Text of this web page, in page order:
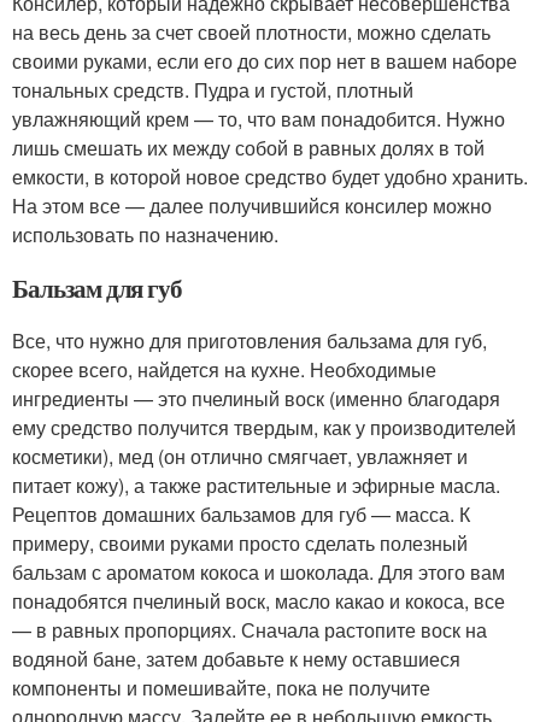
на весь день за счет своей плотности, можно сделать
своими руками, если его до сих пор нет в вашем наборе
тональных средств. Пудра и густой, плотный
увлажняющий крем — то, что вам понадобится. Нужно
лишь смешать их между собой в равных долях в той
емкости, в которой новое средство будет удобно хранить.
На этом все — далее получившийся консилер можно
использовать по назначению.
Бальзам для губ
Все, что нужно для приготовления бальзама для губ,
скорее всего, найдется на кухне. Необходимые
ингредиенты — это пчелиный воск (именно благодаря
ему средство получится твердым, как у производителей
косметики), мед (он отлично смягчает, увлажняет и
питает кожу), а также растительные и эфирные масла.
Рецептов домашних бальзамов для губ — масса. К
примеру, своими руками просто сделать полезный
бальзам с ароматом кокоса и шоколада. Для этого вам
понадобятся пчелиный воск, масло какао и кокоса, все
— в равных пропорциях. Сначала растопите воск на
водяной бане, затем добавьте к нему оставшиеся
компоненты и помешивайте, пока не получите